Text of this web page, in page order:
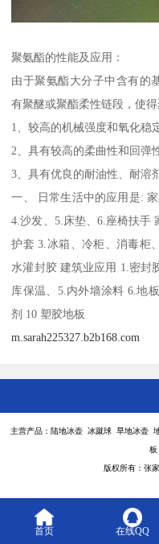
聚氨酯的性能及应用：
由于聚氨酯大分子中含有的
有聚醚或聚酯柔性链段，使
1、较高的机械强度和氧化稳
2、具有较高的柔曲性和回弹
3、具有优良的耐油性、耐溶
一、 日常生活中的应用是:
4.沙发、5.床垫、6.座椅扶手
护套 3.冰箱、冷柜、消毒柜
水灌封胶 建筑业应用 1.密封
库保温、5.内外墙涂料 6.地
剂 10 塑胶地板
m.sarah225327.b2b168.com
主营产品：陆地冰壶 冰蹴球 旱地冰壶
板
版权所有：张
首页 在线QQ